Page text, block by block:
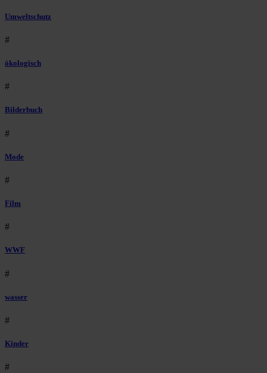
Umweltschutz
#
ökologisch
#
Bilderbuch
#
Mode
#
Film
#
WWF
#
wasser
#
Kinder
#